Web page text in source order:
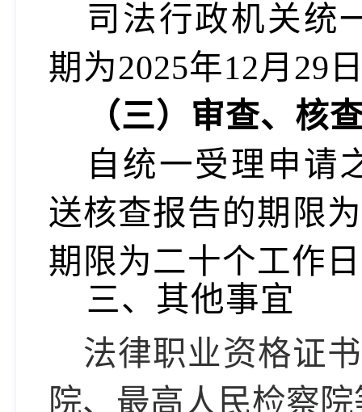
司法行政机关统
期为2025年12月29
（三） 审查、
自统一受理申请
送核查报告的期限
期限为二十个工作日
三、其他事宜
法律职业资格证
院、最高人民检察